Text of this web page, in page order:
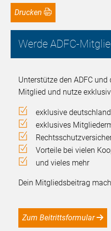
Drucken
Werde ADFC-
Unterstütze den ADFC und
Mitglied und nutze
exklusive
exklusives
Vorteile bei vielen
und vieles mehr
Dein Mitgliedsbeitrag
Zum Beitrittsformular